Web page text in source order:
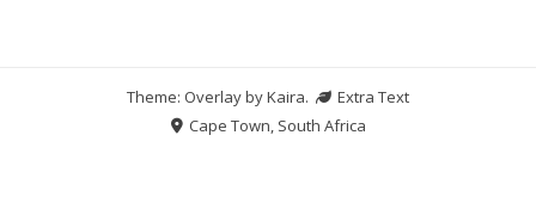
Theme: Overlay byKaira.
Extra Text
Cape Town, South Africa